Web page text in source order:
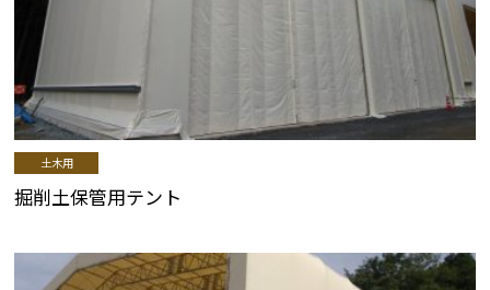
土木用
掘削土保管用テント